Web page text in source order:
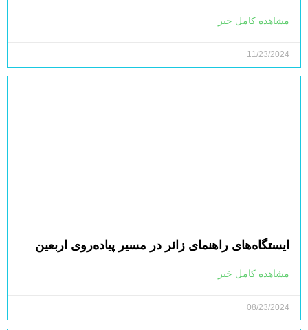
مشاهده کامل خبر
11/23/2024
ایستگاه‌های راهنمای زائر در مسیر پیاده‌روی اربعین
مشاهده کامل خبر
08/23/2024